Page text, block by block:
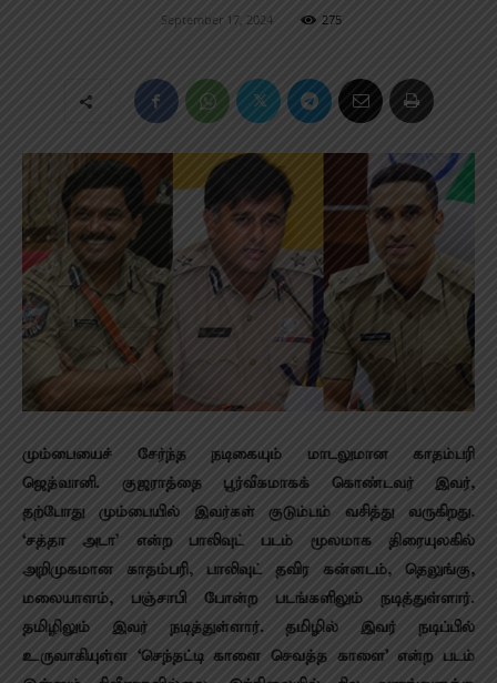
September 17, 2024 275
மும்பையைச் சேர்ந்த நடிகையும் மாடலுமான காதம்பரி
ஜெத்வானி. குஜராத்தை பூர்வீகமாகக் கொண்டவர் இவர்,
தற்போது மும்பையில் இவர்கள் குடும்பம் வசித்து வருகிறது.
‘சத்தா அடா’ என்ற பாலிவுட் படம் மூலமாக திரையுலகில்
அறிமுகமான காதம்பரி, பாலிவுட் தவிர கன்னடம், தெலுங்கு,
மலையாளம், பஞ்சாபி போன்ற படங்களிலும் நடித்துள்ளார்.
தமிழிலும் இவர் நடித்துள்ளார். தமிழில் இவர் நடிப்பில்
உருவாகியுள்ள ‘செந்தட்டி காளை செவத்த காளை’ என்ற படம்